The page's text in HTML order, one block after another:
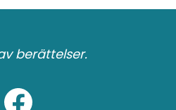
berättelser.